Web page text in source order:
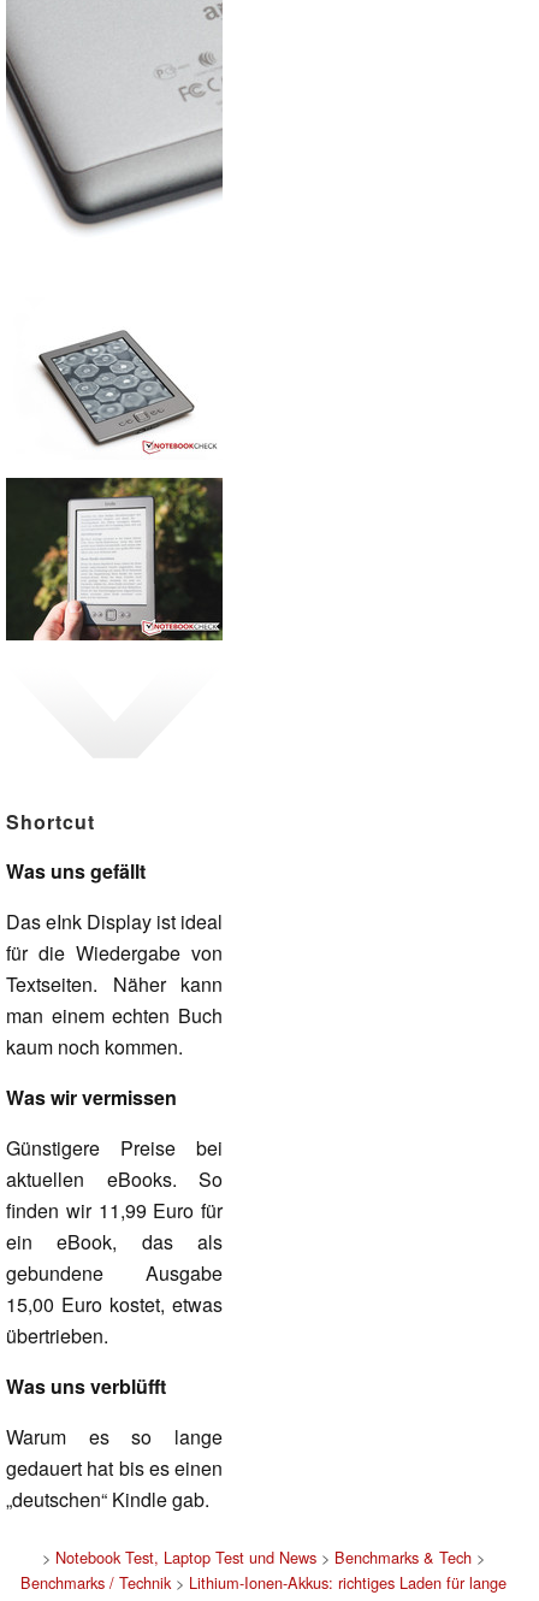
Shortcut
Was uns gefällt
Das eInk Display ist ideal
für die Wiedergabe von
Textseiten. Näher kann
man einem echten Buch
kaum noch kommen.
Was wir vermissen
Günstigere Preise bei
aktuellen eBooks. So
finden wir 11,99 Euro für
ein eBook, das als
gebundene Ausgabe
15,00 Euro kostet, etwas
übertrieben.
Was uns verblüfft
Warum es so lange
gedauert hat bis es einen
„deutschen“ Kindle gab.
> Notebook Test, Laptop Test und News > Benchmarks & Tech >
Benchmarks / Technik > Lithium-Ionen-Akkus: richtiges Laden für lange